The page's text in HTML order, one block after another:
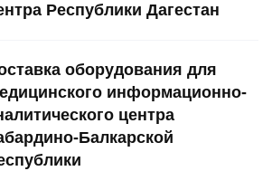
Республики Дагестан
оборудования для
информационно-
центра
Балкарской